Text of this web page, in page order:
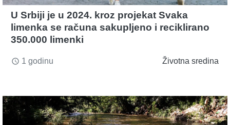
U Srbiji je u 2024. kroz projekat Svaka
limenka se računa sakupljeno i reciklirano
350.000 limenki
access_time 1 godinu Životna sredina